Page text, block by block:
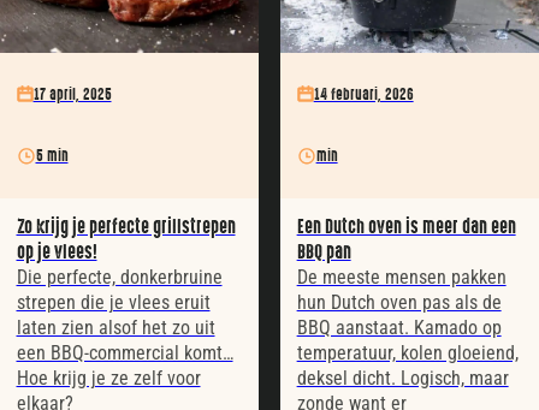
17 april, 2025
5 min
Zo krijg je perfecte grillstrepen
op je vlees!
Die perfecte, donkerbruine
strepen die je vlees eruit
laten zien alsof het zo uit
een BBQ-commercial komt…
Hoe krijg je ze zelf voor
elkaar?
14 februari, 2026
min
Een Dutch oven is meer dan een
BBQ pan
De meeste mensen pakken
hun Dutch oven pas als de
BBQ aanstaat. Kamado op
temperatuur, kolen gloeiend,
deksel dicht. Logisch, maar
zonde want er